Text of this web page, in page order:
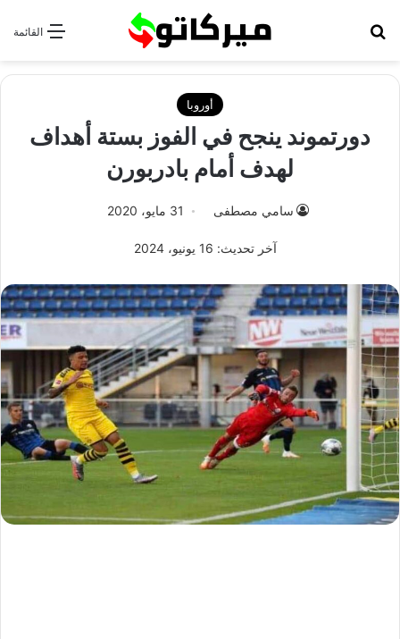
القائمة
أوروبا
دورتموند ينجح في الفوز بستة أهداف
لهدف أمام بادربورن
سامي مصطفى 31 مايو، 2020
آخر تحديث: 16 يونيو، 2024